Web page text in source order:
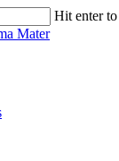
Hit enter